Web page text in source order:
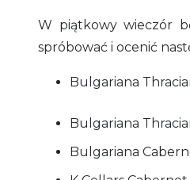
W piątkowy wieczór
spróbować i ocenić
Bulgariana
Bulgariana
Bulgariana